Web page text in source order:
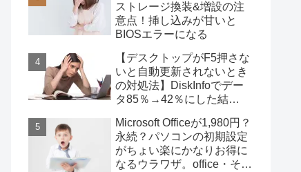
ストレージ換装&増設の注
意点！挿し込みが甘いと
BIOSエラーになる
【デスクトップがF5押さな
いと自動更新されないとき
の対処法】DiskInfoでデー
タ85％→42％にした結
Microsoft Officeが1,980円？
永続？パソコンの初期設定
がちょい楽にかなりお得に
なるウラワザ。office・その